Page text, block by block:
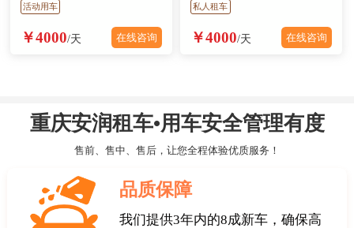
活动用车
￥4000/天 在线咨询
私人租车
￥4000/天 在线咨询
重庆安润租车•用车安全管理有度
售前、售中、售后，让您全程体验优质服务！
品质保障
我们提供3年内的8成新车，确保高